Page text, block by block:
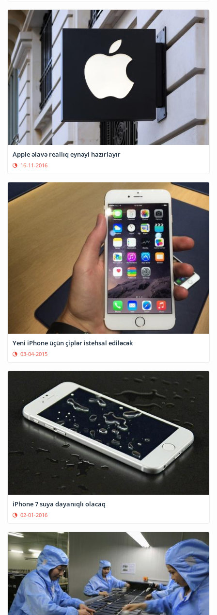
Apple əlavə reallıq eynəyi hazırlayır
16-11-2016
Yeni iPhone üçün çiplər istehsal ediləcək
03-04-2015
iPhone 7 suya dayanıqlı olacaq
02-01-2016